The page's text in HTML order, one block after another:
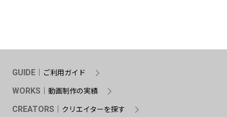
GUIDE ご利用ガイド
WORKS 動画制作の実績
CREATORS クリエイターを探す